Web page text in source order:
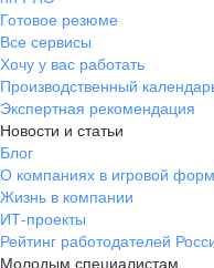
Владивосток
пер. Ланинский д. 4, офис
+7 423 202-33-28
pr@dv.hh.ru
Новосибирск
ул. Большевистская, д. 35,
помещение 21
+7 383 207-94-64
Готовое резюме
Все сервисы
Хочу у вас работать
Производственный
Экспертная рекомендация
Новости и статьи
Блог
О компаниях в игровой
Жизнь в компании
ИТ-проекты
Рейтинг работодателей
Молодым специалистам